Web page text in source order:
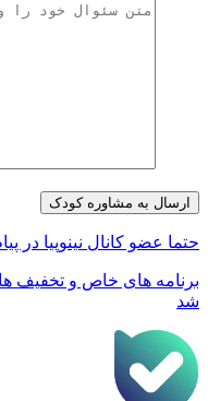
عضو کانال نینوپیا در
های خاص و تخفیف های